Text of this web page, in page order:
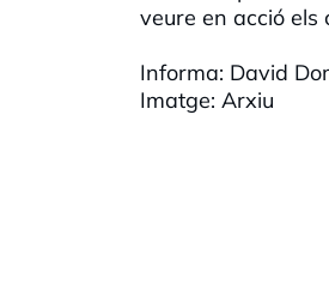
veure en acció els
Informa: David
Imatge: Arxiu